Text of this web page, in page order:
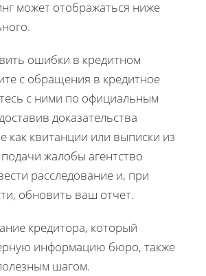
может отображаться ниже
ошибки в кредитном
с обращения в кредитное
с ними по официальным
доказательства
как квитанции или выписки из
жалобы агентство
расследование и, при
обновить ваш отчет.
кредитора, который
информацию бюро, также
шагом.